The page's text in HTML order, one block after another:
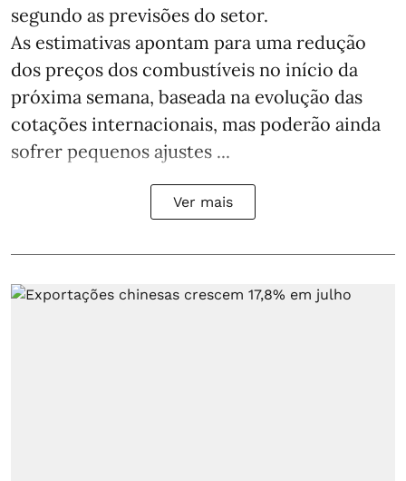
segundo as previsões do setor.
As estimativas apontam para uma redução
dos preços dos combustíveis no início da
próxima semana, baseada na evolução das
cotações internacionais, mas poderão ainda
sofrer pequenos ajustes ...
Ver mais